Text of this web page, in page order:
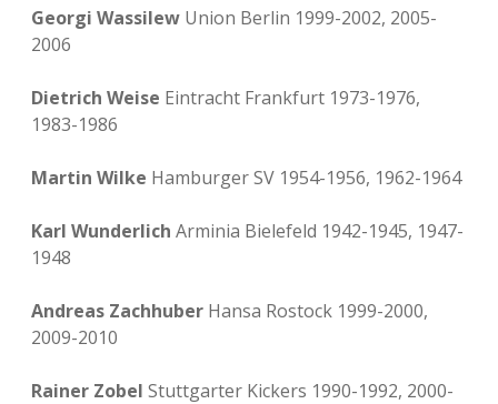
Georgi Wassilew Union Berlin 1999-2002, 2005-
2006
Dietrich Weise Eintracht Frankfurt 1973-1976,
1983-1986
Martin Wilke Hamburger SV 1954-1956, 1962-1964
Karl Wunderlich Arminia Bielefeld 1942-1945, 1947-
1948
Andreas Zachhuber Hansa Rostock 1999-2000,
2009-2010
Rainer Zobel Stuttgarter Kickers 1990-1992, 2000-